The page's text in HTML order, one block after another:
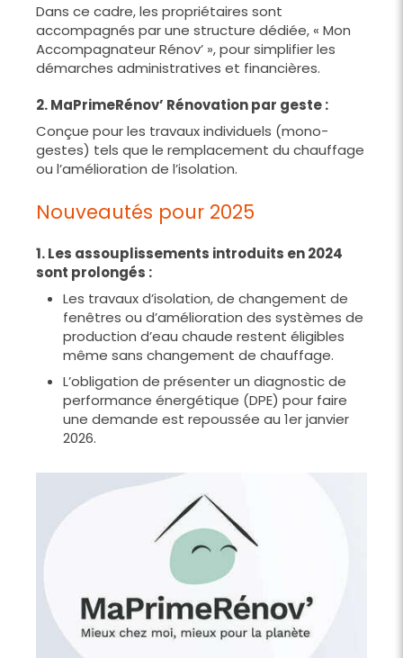
Dans ce cadre, les propriétaires sont
accompagnés par une structure dédiée, « Mon
Accompagnateur Rénov’ », pour simplifier les
démarches administratives et financières.
2. MaPrimeRénov’ Rénovation par geste :
Conçue pour les travaux individuels (mono-
gestes) tels que le remplacement du chauffage
ou l’amélioration de l’isolation.
Nouveautés pour 2025
1. Les assouplissements introduits en 2024
sont prolongés :
Les travaux d’isolation, de changement de
fenêtres ou d’amélioration des systèmes de
production d’eau chaude restent éligibles
même sans changement de chauffage.
L’obligation de présenter un diagnostic de
performance énergétique (DPE) pour faire
une demande est repoussée au 1er janvier
2026.